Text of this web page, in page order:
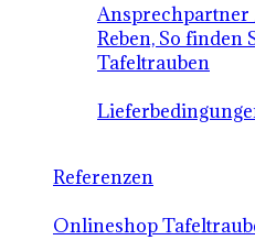
Ansprechpartner
Reben, So finden
Tafeltrauben
Referenzen
Onlineshop